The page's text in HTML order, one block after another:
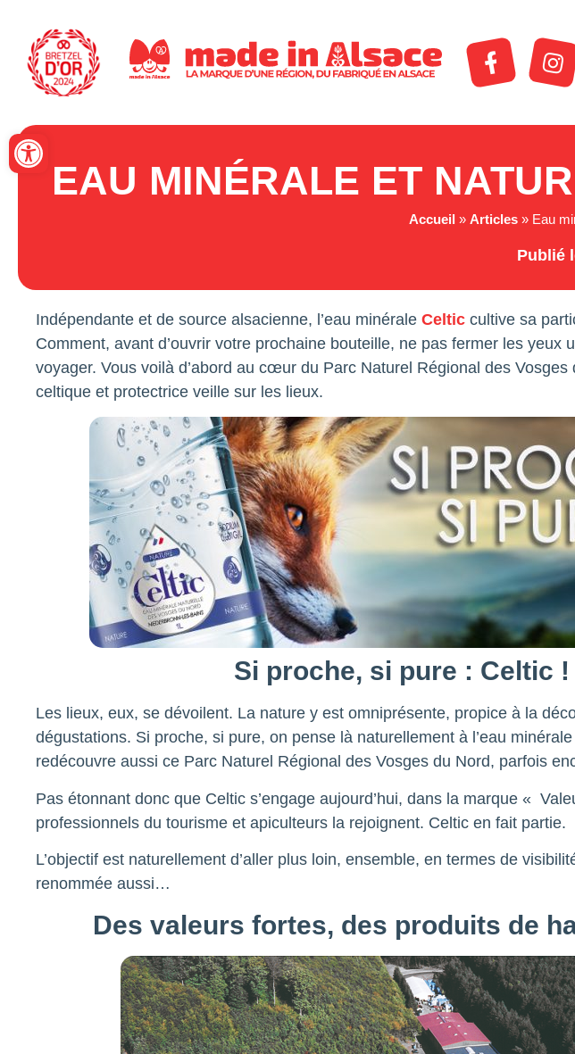
Ouvrir la barre d’outils
EAU MINÉRALE ET
Accueil » Articles » Eau
Publié
Indépendante et de source alsacienne, l’eau minérale Celtic cultive sa
Comment, avant d’ouvrir votre prochaine bouteille, ne pas fermer les yeux
voyager. Vous voilà d’abord au cœur du Parc Naturel Régional des
celtique et protectrice veille sur les lieux.
Si proche, si pure : Celtic !
Les lieux, eux, se dévoilent. La nature y est omniprésente, propice à la
dégustations. Si proche, si pure, on pense là naturellement à l’eau
redécouvre aussi ce Parc Naturel Régional des Vosges du Nord, parfois
Pas étonnant donc que Celtic s’engage aujourd’hui, dans la marque «
professionnels du tourisme et apiculteurs la rejoignent. Celtic en fait partie.
L’objectif est naturellement d’aller plus loin, ensemble, en termes de
renommée aussi…
Des valeurs fortes, des produits de